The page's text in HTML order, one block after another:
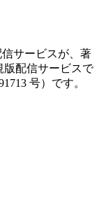
サービスが、著
版配信サービスで
号）です。